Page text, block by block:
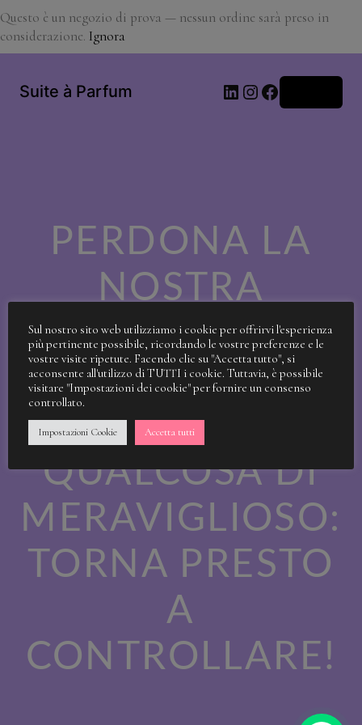
Questo è un negozio di prova — nessun ordine sarà preso in
considerazione. Ignora
Suite à Parfum LinkedIn
Instagram
Facebook
PERDONA LA
NOSTRA
SPORCIZIA!
STIAMO
LAVORANDO A
QUALCOSA DI
MERAVIGLIOSO:
TORNA PRESTO
A
CONTROLLARE!
Sul nostro sito web utilizziamo i cookie per offrirvi l'esperienza
più pertinente possibile, ricordando le vostre preferenze e le
vostre visite ripetute. Facendo clic su "Accetta tutto", si
acconsente all'utilizzo di TUTTI i cookie. Tuttavia, è possibile
visitare "Impostazioni dei cookie" per fornire un consenso
controllato.
Impostazioni Cookie Accetta tutti